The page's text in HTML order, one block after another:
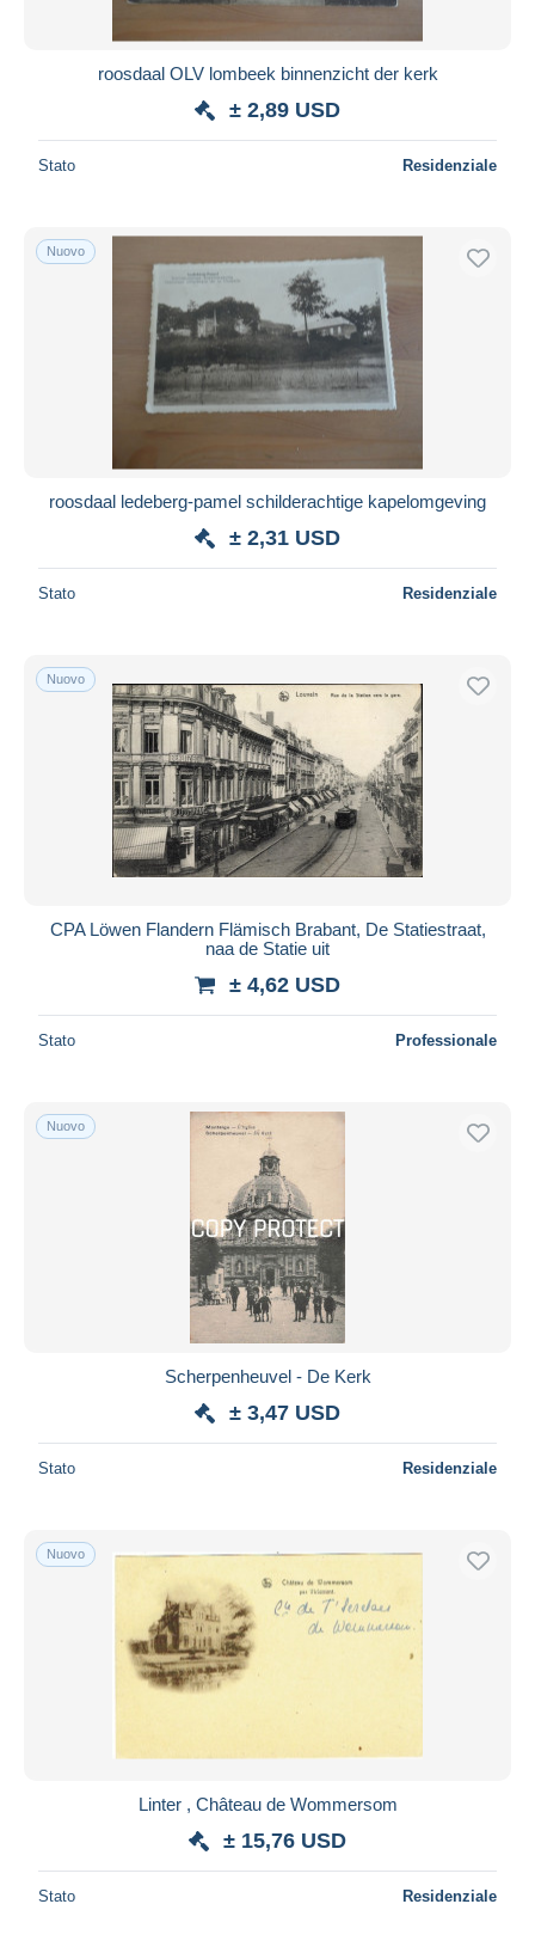
roosdaal OLV lombeek binnenzicht der kerk
± 2,89 USD
Stato Residenziale
Nuovo
roosdaal ledeberg-pamel schilderachtige kapelomgeving
± 2,31 USD
Stato Residenziale
Nuovo
CPA Löwen Flandern Flämisch Brabant, De Statiestraat,
naa de Statie uit
± 4,62 USD
Stato Professionale
Nuovo
Scherpenheuvel - De Kerk
± 3,47 USD
Stato Residenziale
Nuovo
Linter , Château de Wommersom
± 15,76 USD
Stato Residenziale